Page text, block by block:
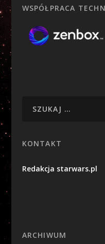
WSPÓŁPRACA
KONTAKT
Redakcja starwars.pl
ARCHIWUM